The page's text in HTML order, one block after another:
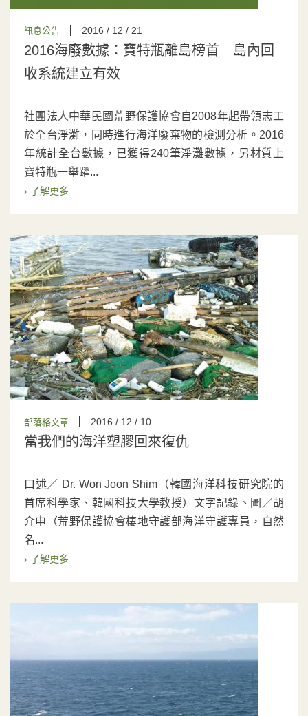
訊息公告 2016 / 12 / 21
2016海廢數據：寶特瓶離島榜首 島內回
收系統建立有效
社團法人中華民國荒野保護協會自2008年起帶領志工
於全台淨灘，同時進行海洋廢棄物的檢測分析。2016
年統計全台數據，已獲得240筆淨灘數據，另材質上
寶特瓶一舉躍...
› 了解更多
部落格文章 2016 / 12 / 10
當我們的海洋塑膠回來復仇
口述／ Dr. Won Joon Shim（韓國海洋科技研究院的
首席科學家、韓國科技大學教授）文字記錄、圖／胡
介申（荒野保護協會棲地守護部海洋守護專員，自然
名...
› 了解更多